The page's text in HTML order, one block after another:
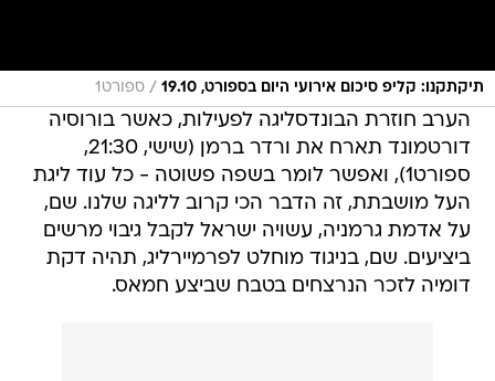
תיקתקנו: קליפ סיכום אירועי היום בספורט, 19.10 / ספורט1
הערב חוזרת הבונדסליגה לפעילות, כאשר בורוסיה
דורטמונד תארח את ורדר ברמן (שישי, 21:30,
ספורט1), ואפשר לומר בשפה פשוטה - כל עוד ליגת
העל מושבתת, זה הדבר הכי קרוב לליגה שלנו. שם,
על אדמת גרמניה, עשויה ישראל לקבל גיבוי מרשים
ביציעים. שם, בניגוד מוחלט לפרמיירליג, תהיה דקת
דומיה לזכר הנרצחים בטבח שביצע חמאס.